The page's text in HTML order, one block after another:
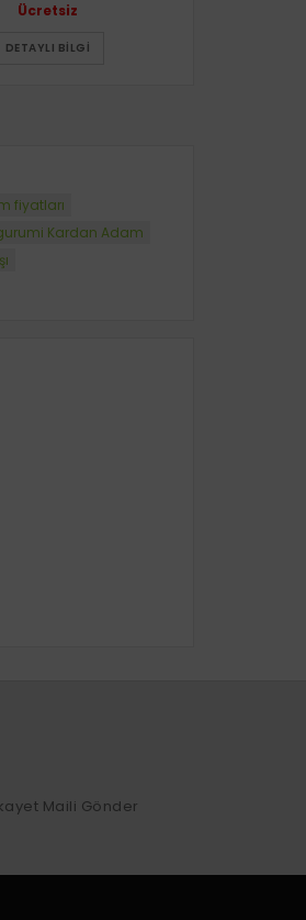
Ücretsiz
DETAYLI BILGI
fiyatları
Kardan Adam
Maili Gönder